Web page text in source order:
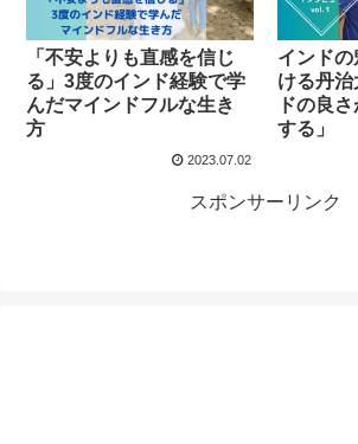
「不安よりも直感を信じ
る」3度のインド経験で学
んだマインドフルな生き
方
2023.07.02
インド
ける丹
ドの良
する」
スポンサーリンク